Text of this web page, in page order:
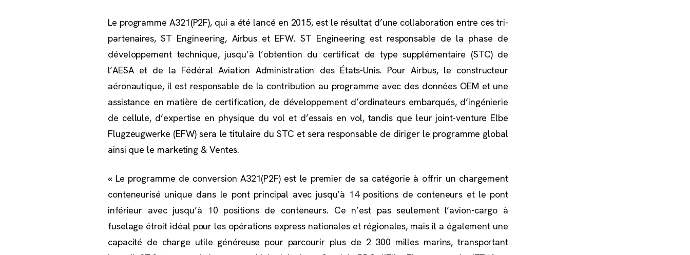
Le programme A321(P2F), qui a été lancé en 2015, est le résultat d’une collaboration entre ces tri-
partenaires, ST Engineering, Airbus et EFW. ST Engineering est responsable de la phase de
développement technique, jusqu’à l’obtention du certificat de type supplémentaire (STC) de
l’AESA et de la Fédéral Aviation Administration des États-Unis. Pour Airbus, le constructeur
aéronautique, il est responsable de la contribution au programme avec des données OEM et une
assistance en matière de certification, de développement d’ordinateurs embarqués, d’ingénierie
de cellule, d’expertise en physique du vol et d’essais en vol, tandis que leur joint-venture Elbe
Flugzeugwerke (EFW) sera le titulaire du STC et sera responsable de diriger le programme global
ainsi que le marketing & Ventes.
« Le programme de conversion A321(P2F) est le premier de sa catégorie à offrir un chargement
conteneurisé unique dans le pont principal avec jusqu’à 14 positions de conteneurs et le pont
inférieur avec jusqu’à 10 positions de conteneurs. Ce n’est pas seulement l’avion-cargo à
fuselage étroit idéal pour les opérations express nationales et régionales, mais il a également une
capacité de charge utile généreuse pour parcourir plus de 2 300 milles marins, transportant